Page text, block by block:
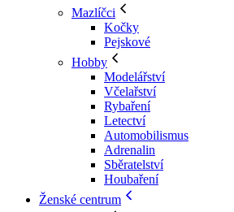
Mazlíčci
Kočky
Pejskové
Hobby
Modelářství
Včelařství
Rybaření
Letectví
Automobilismus
Adrenalin
Sběratelství
Houbaření
Ženské centrum